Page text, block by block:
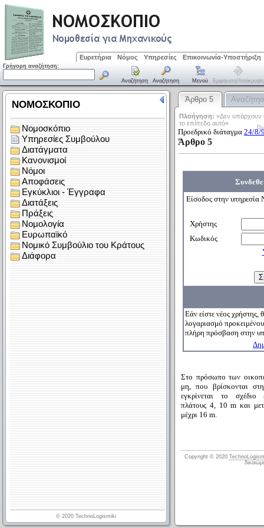
Ευρετήρια Νόμος Υπηρεσίες Επικοινωνία-Υποστήριξη
Γρήγορη αναζήτηση:
Αναζήτηση Αναζήτηση Μενού Εμφάνιση/απόκρυψη
Άρθρο 5